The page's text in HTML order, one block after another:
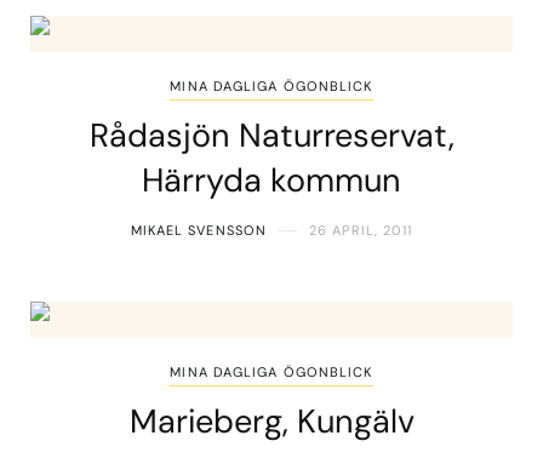
MINA DAGLIGA ÖGONBLICK
Rådasjön Naturreservat,
Härryda kommun
MIKAEL SVENSSON 26 APRIL, 2011
MINA DAGLIGA ÖGONBLICK
Marieberg, Kungälv